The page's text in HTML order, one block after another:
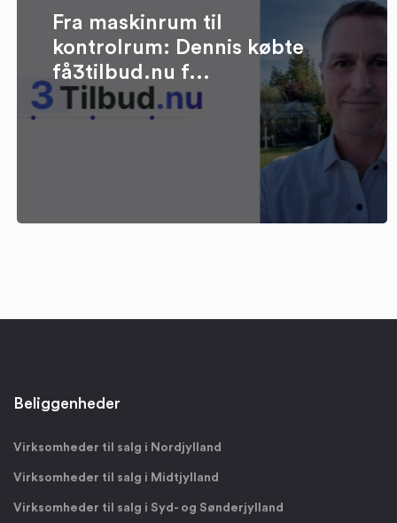
Fra maskinrum til
kontrolrum: Dennis købte
få3tilbud.nu f...
Beliggenheder
Virksomheder til salg i Nordjylland
Virksomheder til salg i Midtjylland
Virksomheder til salg i Syd- og Sønderjylland